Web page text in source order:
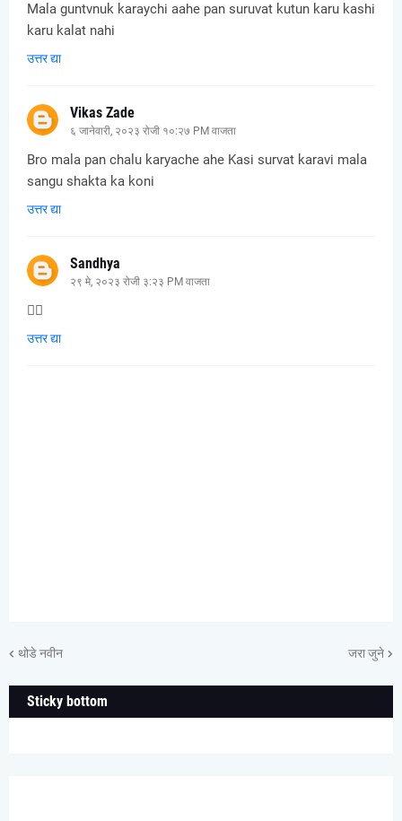
Mala guntvnuk karaychi aahe pan suruvat kutun karu kashi
karu kalat nahi
उत्तर द्या
Vikas Zade
६ जानेवारी, २०२३ रोजी १०:२७ PM वाजता
Bro mala pan chalu karyache ahe Kasi survat karavi mala
sangu shakta ka koni
उत्तर द्या
Sandhya
२९ मे, २०२३ रोजी ३:२३ PM वाजता
👍🏻
उत्तर द्या
थोडे नवीन जरा जुने
Sticky bottom